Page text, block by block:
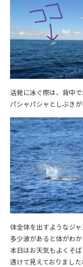
活発に泳ぐ際は、背中
パシャパシャとしぶきが
体全体を出すようなジャ
多少波があると体がわ
本日はお天気もよくそ
透けて見えておりました